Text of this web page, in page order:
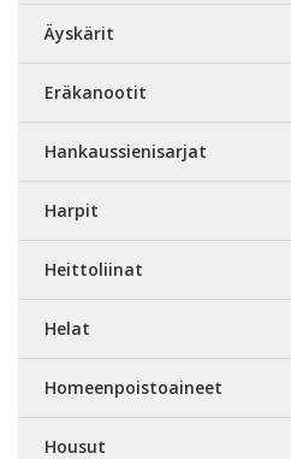
Äyskärit
Eräkanootit
Hankaussienisarjat
Harpit
Heittoliinat
Helat
Homeenpoistoaineet
Housut